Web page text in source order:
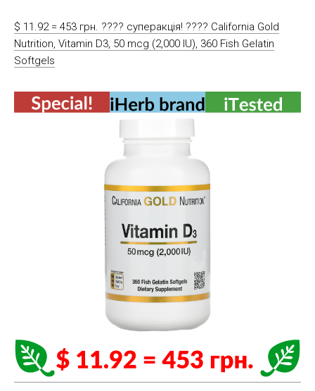
$ 11.92 = 453 грн. ???? cуперакція! ???? California Gold
Nutrition, Vitamin D3, 50 mcg (2,000 IU), 360 Fish Gelatin
Softgels